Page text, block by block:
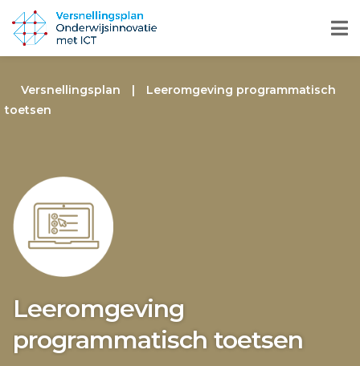
Versnellingsplan |
Leeromgeving programmatisch
toetsen
Leeromgeving
programmatisch toetsen